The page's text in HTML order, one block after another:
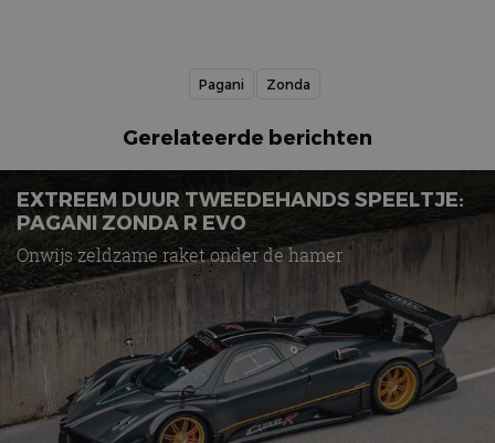
Pagani Zonda
Gerelateerde berichten
EXTREEM DUUR TWEEDEHANDS SPEELTJE:
PAGANI ZONDA R EVO
Onwijs zeldzame raket onder de hamer